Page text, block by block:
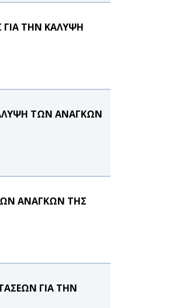
ΓΙΑ ΤΗΝ ΚΑΛΥΨΗ
ΤΩΝ ΑΝΑΓΚΩΝ
ΑΝΑΓΚΩΝ ΤΗΣ
ΓΙΑ ΤΗΝ